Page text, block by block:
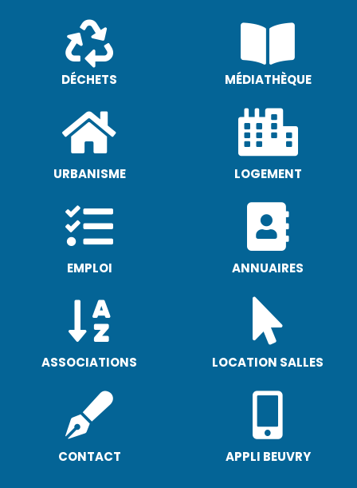
DÉCHETS MÉDIATHÈQUE
URBANISME LOGEMENT
EMPLOI ANNUAIRES
ASSOCIATIONS LOCATION SALLES
CONTACT APPLI BEUVRY